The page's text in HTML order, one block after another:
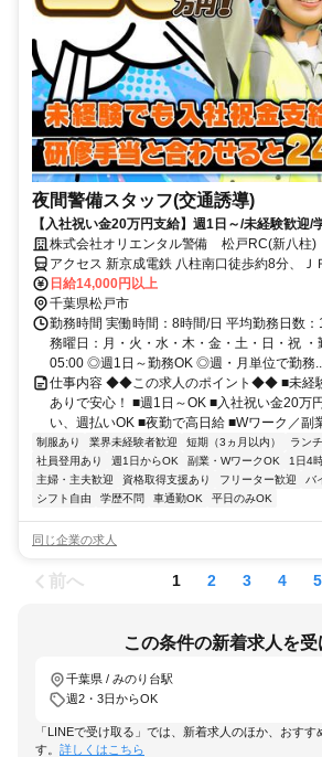
夜間警備スタッフ(交通誘導)
【入社祝い金20万円支給】週1日～/未経験歓迎/
い・週払いOK/履歴書不要！
株式会社オリエンタル警備 松戸RC(新八柱)
アクセス 新京成電鉄 八柱南口徒歩約8分、Ｊ
約8分、新京成電鉄 みのり台南口徒歩約15分
センター)千葉県松戸市本町２５－５ 松戸本町
日給14,000円以上
千葉県松戸市
勤務時間 実働時間：8時間/日 平均勤務日数
務曜日：月・火・水・木・金・土・日・祝 ・
05:00 ◎週1日～勤務OK ◎週・月単位で勤務...
仕事内容 ◆◆この求人のポイント◆◆ ■未経
ありで安心！ ■週1日～OK ■入社祝い金20万
い、週払いOK ■夜勤で高日給 ■Wワーク／副
制服あり 業界未経験者歓迎 短期（3ヵ月以内） ラン
社員登用あり
週1日からOK 副業・WワークOK 1日4
主婦・主夫歓迎
資格取得支援あり フリーター歓迎 バ
シフト自由
学歴不問 車通勤OK 平日のみOK
同じ企業の求人
前へ 1 2 3 4 5
この条件の新着求人を受
千葉県 / みのり台駅
週2・3日からOK
「LINEで受け取る」では、新着求人のほか、おすす
す。 詳しくはこちら